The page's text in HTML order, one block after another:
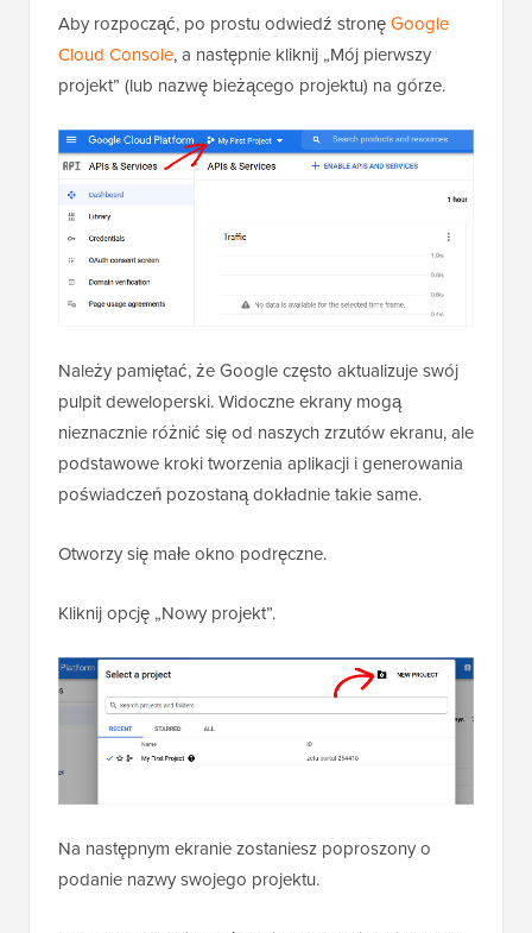
Aby rozpocząć, po prostu odwiedź stronęGoogle
Cloud Console, a następnie kliknij „Mój pierwszy
projekt” (lub nazwę bieżącego projektu) na górze.
Należy pamiętać, że Google często aktualizuje swój
pulpit deweloperski. Widoczne ekrany mogą
nieznacznie różnić się od naszych zrzutów ekranu, ale
podstawowe kroki tworzenia aplikacji i generowania
poświadczeń pozostaną dokładnie takie same.
Otworzy się małe okno podręczne.
Kliknij opcję „Nowy projekt”.
Na następnym ekranie zostaniesz poproszony o
podanie nazwy swojego projektu.